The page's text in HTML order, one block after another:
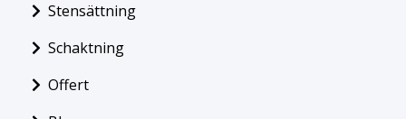
Stensättning
Schaktning
Offert